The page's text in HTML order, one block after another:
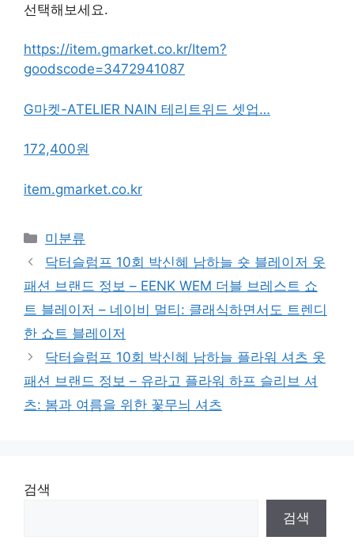
선택해보세요.
https://item.gmarket.co.kr/Item?
goodscode=3472941087
G마켓-ATELIER NAIN 테리트위드 셋업…
172,400원
item.gmarket.co.kr
Categories
미분류
닥터슬럼프 10회 박신혜 남하늘 숏 블레이저 옷
패션 브랜드 정보 – EENK WEM 더블 브레스트 쇼
트 블레이저 – 네이비 멀티: 클래식하면서도 트렌디
한 쇼트 블레이저
닥터슬럼프 10회 박신혜 남하늘 플라워 셔츠 옷
패션 브랜드 정보 – 유라고 플라워 하프 슬리브 셔
츠: 봄과 여름을 위한 꽃무늬 셔츠
검색
검색